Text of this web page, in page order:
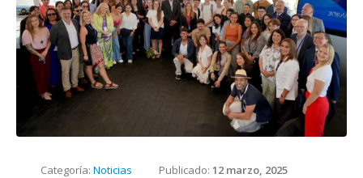
Categoría: Noticias Publicado: 12 marzo, 2025